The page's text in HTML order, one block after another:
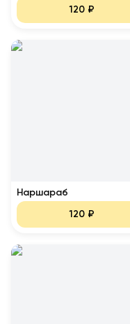
120 ₽
Наршараб
120 ₽